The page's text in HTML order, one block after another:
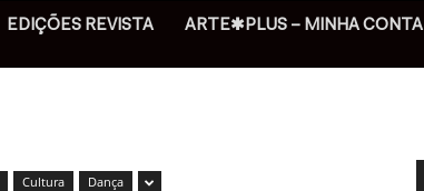
EDIÇÕES REVISTA ARTE✱PLUS – MINHA CONTA
Cultura Dança